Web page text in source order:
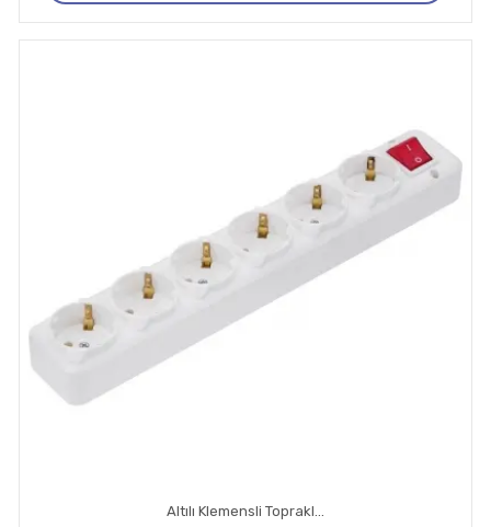
Altılı Klemensli Topraklı Anahtar Priz